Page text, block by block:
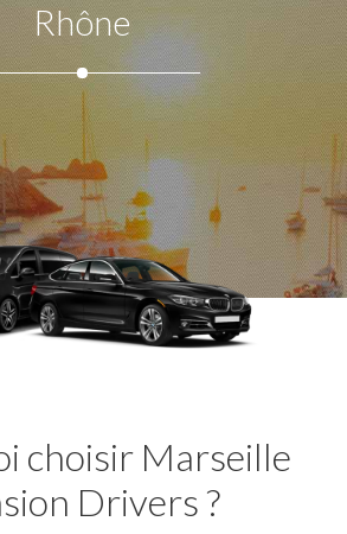
Rhône
choisir Marseille
Drivers ?